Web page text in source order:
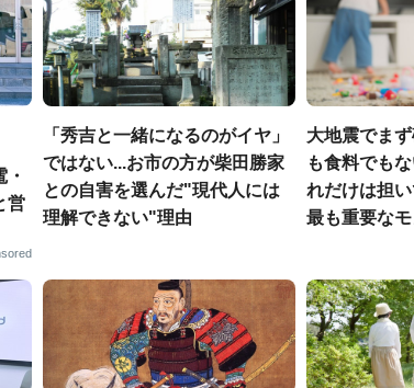
営
「秀吉と一緒になるのがイヤ」
ではない...お市の方が柴田勝家
との自害を選んだ"現代人には
理解できない"理由
大地震でま
も食料でも
れだけは担
最も重要な